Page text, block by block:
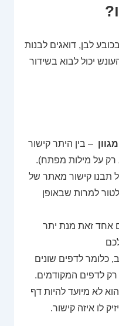
לבן, דואגים לבנות
יכול לבוא בשידור
– בין היתר קישור
תבנו קישור מאתר של
למרות שבאופן
אחד זאת מנת יתר
כלומר לדפים שונים
לדפים המקודמים.
לא מיועד להיות דף
לו איזה קישור.